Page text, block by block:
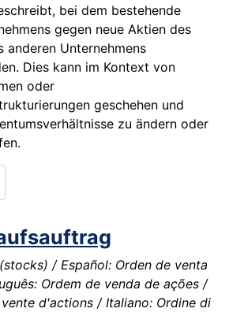
bei dem bestehende
gegen neue Aktien des
anderen Unternehmens
Dies kann im Kontext von
oder
geschehen und
zu ändern oder
/ Español: Orden de venta
Ordem de venda de ações /
d'actions / Italiano: Ordine di